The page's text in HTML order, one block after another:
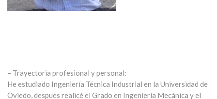
– Trayectoria profesional y personal:
He estudiado Ingeniería Técnica Industrial en la Universidad de
Oviedo, después realicé el Grado en Ingeniería Mecánica y el